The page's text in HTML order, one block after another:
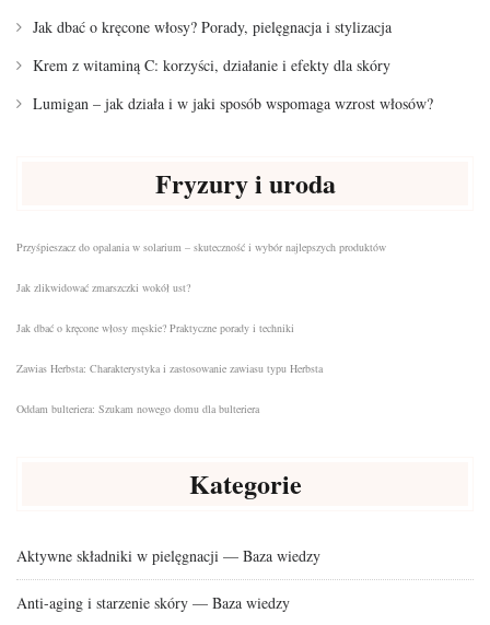
Jak dbać o kręcone włosy? Porady, pielęgnacja i stylizacja
Krem z witaminą C: korzyści, działanie i efekty dla skóry
Lumigan – jak działa i w jaki sposób wspomaga wzrost włosów?
Fryzury i uroda
Przyśpieszacz do opalania w solarium – skuteczność i wybór najlepszych produktów
Jak zlikwidować zmarszczki wokół ust?
Jak dbać o kręcone włosy męskie? Praktyczne porady i techniki
Zawias Herbsta: Charakterystyka i zastosowanie zawiasu typu Herbsta
Oddam bulteriera: Szukam nowego domu dla bulteriera
Kategorie
Aktywne składniki w pielęgnacji — Baza wiedzy
Anti-aging i starzenie skóry — Baza wiedzy